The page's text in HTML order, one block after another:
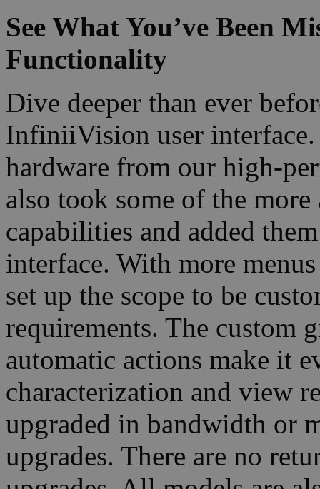
See What You’ve Been
Functionality
Dive deeper than ever
InfiniiVision user
hardware from our high-
also took some of the
capabilities and added
interface. With more
set up the scope to be
requirements. The custom
automatic actions make it
characterization and view
upgraded in bandwidth or
upgrades. There are no